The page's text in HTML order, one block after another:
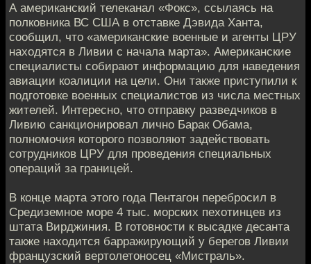
А американский телеканал «Фокс», ссылаясь на
полковника ВС США в отставке Дэвида Ханта,
сообщил, что «американские военные и агенты ЦРУ
находятся в Ливии с начала марта». Американские
специалисты собирают информацию для наведения
авиации коалиции на цели. Они также приступили к
подготовке военных специалистов из числа местных
жителей. Интересно, что отправку разведчиков в
Ливию санкционировал лично Барак Обама,
полномочия которого позволяют задействовать
сотрудников ЦРУ для проведения специальных
операций за границей.
В конце марта этого года Пентагон перебросил в
Средиземное море 4 тыс. морских пехотинцев из
штата Вирджиния. В готовности к высадке десанта
также находится барражирующий у берегов Ливии
французский вертолетоносец «Мистраль».